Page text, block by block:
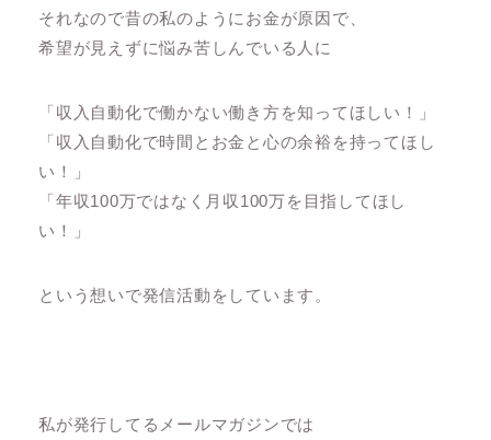
それなので昔の私のようにお金が原因で、
希望が見えずに悩み苦しんでいる人に
「収入自動化で働かない働き方を知ってほしい！」
「収入自動化で時間とお金と心の余裕を持ってほし
い！」
「年収100万ではなく月収100万を目指してほし
い！」
という想いで発信活動をしています。
私が発行してるメールマガジンでは